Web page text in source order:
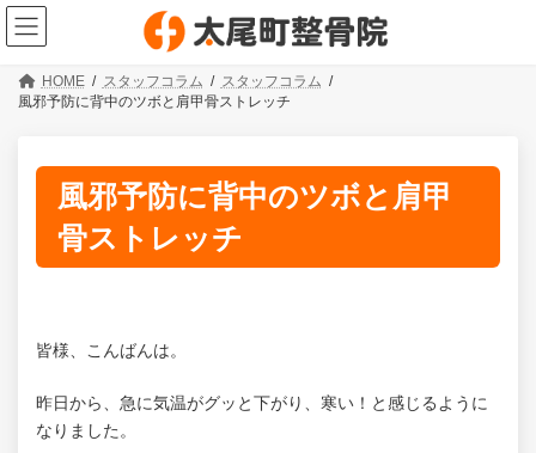
コ
ン
テ
ナ
ビ
ゲ
HOME スタッフコラム
スタッフコラム
風邪予防に背中のツボと肩甲骨ストレッチ
風邪予防に背中のツボと肩甲
骨ストレッチ
皆様、こんばんは。
昨日から、急に気温がグッと下がり、寒い！と感じるように
なりました。